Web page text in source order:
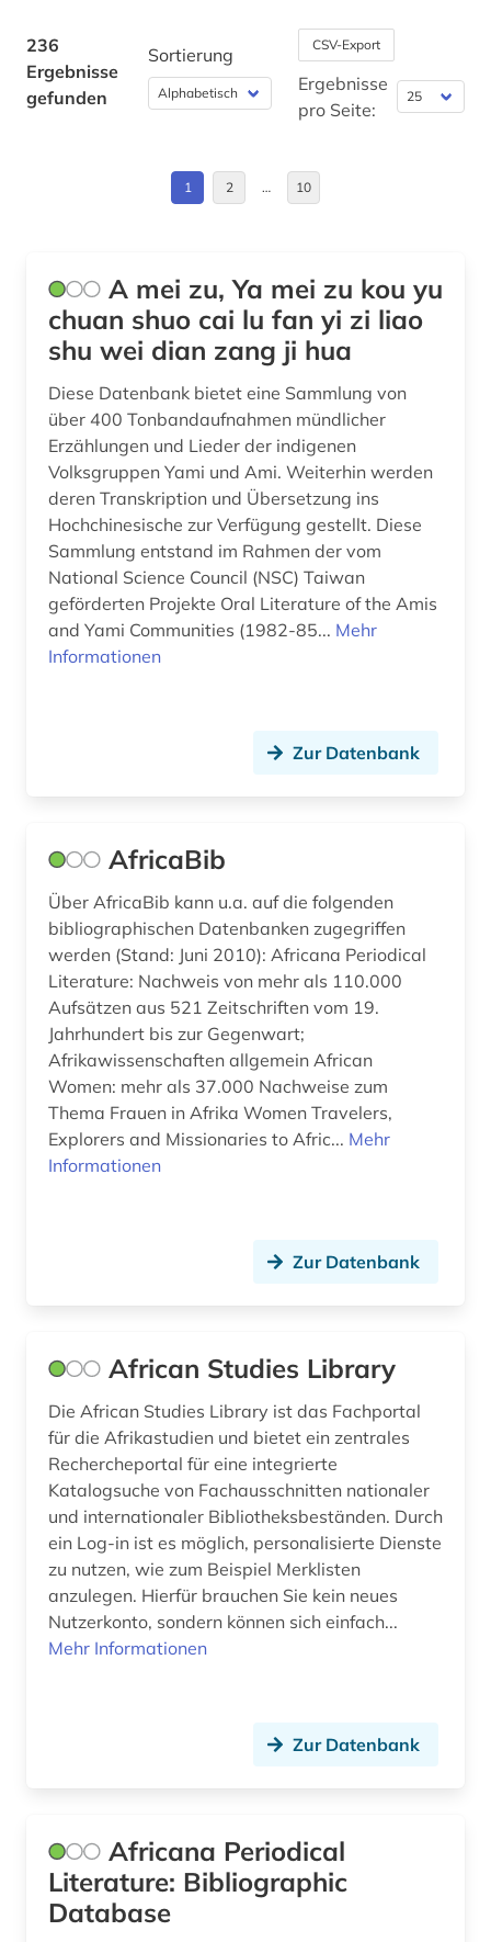
baudenkmal (1)
belgische kultur (1)
belgische kunst (1)
benin (1)
berber (1)
bergen (norwegen) (1)
berufe (1)
bezeichnung (1)
bibliografie (8)
bildnis (1)
bildsammlung (1)
bildstock (2)
bildung (1)
biografie (2)
biographie (2)
biowissenschaften (1)
bochum (1)
buchwissenschaft (1)
buddhismus (1)
burkina faso (1)
byzantinistik (1)
byzanz (1)
china (1)
community currency (1)
corpora (1)
Deutschland (13)
Finnland (7)
Frankreich (3)
GUS (1)
Griechenland (1)
Großbritannien (1)
Hamburg (1)
Hessen (1)
Island (1)
Japan (3)
Jugoslawien (3)
Kanada (1)
Korea (1)
Kroatien (3)
Lettland (1)
Liechtenstein (1)
Litauen (2)
Niedersachsen (1)
Nordamerika (2)
Nordrhein-Westfalen (1)
Norwegen (10)
Ostmitteleuropa (2)
Polen (1)
Portugal (1)
236
Ergebnisse
gefunden
Sortierung CSV-Export
Ergebnisse
pro Seite:
1 2 … 10
A mei zu, Ya mei zu kou yu
chuan shuo cai lu fan yi zi liao
shu wei dian zang ji hua
Diese Datenbank bietet eine Sammlung von
über 400 Tonbandaufnahmen mündlicher
Erzählungen und Lieder der indigenen
Volksgruppen Yami und Ami. Weiterhin werden
deren Transkription und Übersetzung ins
Hochchinesische zur Verfügung gestellt. Diese
Sammlung entstand im Rahmen der vom
National Science Council (NSC) Taiwan
geförderten Projekte Oral Literature of the Amis
and Yami Communities (1982-85... Mehr
Informationen
Zur Datenbank
AfricaBib
Über AfricaBib kann u.a. auf die folgenden
bibliographischen Datenbanken zugegriffen
werden (Stand: Juni 2010): Africana Periodical
Literature: Nachweis von mehr als 110.000
Aufsätzen aus 521 Zeitschriften vom 19.
Jahrhundert bis zur Gegenwart;
Afrikawissenschaften allgemein African
Women: mehr als 37.000 Nachweise zum
Thema Frauen in Afrika Women Travelers,
Explorers and Missionaries to Afric... Mehr
Informationen
Zur Datenbank
African Studies Library
Die African Studies Library ist das Fachportal
für die Afrikastudien und bietet ein zentrales
Rechercheportal für eine integrierte
Katalogsuche von Fachausschnitten nationaler
und internationaler Bibliotheksbeständen. Durch
ein Log-in ist es möglich, personalisierte Dienste
zu nutzen, wie zum Beispiel Merklisten
anzulegen. Hierfür brauchen Sie kein neues
Nutzerkonto, sondern können sich einfach...
Mehr Informationen
Zur Datenbank
Africana Periodical
Literature: Bibliographic
Database